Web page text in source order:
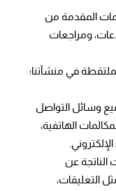
المقدمة من
ومراجعات
في منشآتنا؛
وسائل التواصل
الهاتفية،
الناتجة عن
التعليقات،